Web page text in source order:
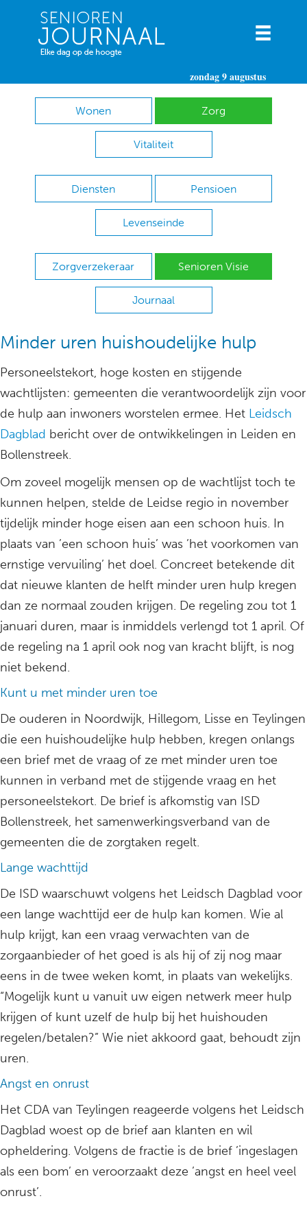
zondag 9 augustus
Wonen Zorg
Vitaliteit
Diensten Pensioen
Levenseinde
Zorgverzekeraar Senioren Visie
Journaal
Minder uren huishoudelijke hulp
Personeelstekort, hoge kosten en stijgende
wachtlijsten: gemeenten die verantwoordelijk zijn voor
de hulp aan inwoners worstelen ermee. Het Leidsch
Dagblad bericht over de ontwikkelingen in Leiden en
Bollenstreek.
Om zoveel mogelijk mensen op de wachtlijst toch te
kunnen helpen, stelde de Leidse regio in november
tijdelijk minder hoge eisen aan een schoon huis. In
plaats van ’een schoon huis’ was ’het voorkomen van
ernstige vervuiling’ het doel. Concreet betekende dit
dat nieuwe klanten de helft minder uren hulp kregen
dan ze normaal zouden krijgen. De regeling zou tot 1
januari duren, maar is inmiddels verlengd tot 1 april. Of
de regeling na 1 april ook nog van kracht blijft, is nog
niet bekend.
Kunt u met minder uren toe
De ouderen in Noordwijk, Hillegom, Lisse en Teylingen
die een huishoudelijke hulp hebben, kregen onlangs
een brief met de vraag of ze met minder uren toe
kunnen in verband met de stijgende vraag en het
personeelstekort. De brief is afkomstig van ISD
Bollenstreek, het samenwerkingsverband van de
gemeenten die de zorgtaken regelt.
Lange wachttijd
De ISD waarschuwt volgens het Leidsch Dagblad voor
een lange wachttijd eer de hulp kan komen. Wie al
hulp krijgt, kan een vraag verwachten van de
zorgaanbieder of het goed is als hij of zij nog maar
eens in de twee weken komt, in plaats van wekelijks.
“Mogelijk kunt u vanuit uw eigen netwerk meer hulp
krijgen of kunt uzelf de hulp bij het huishouden
regelen/betalen?” Wie niet akkoord gaat, behoudt zijn
uren.
Angst en onrust
Het CDA van Teylingen reageerde volgens het Leidsch
Dagblad woest op de brief aan klanten en wil
opheldering. Volgens de fractie is de brief ’ingeslagen
als een bom’ en veroorzaakt deze ’angst en heel veel
onrust’.